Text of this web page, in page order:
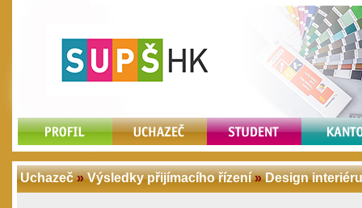
Uchazeč»Výsledky přijímacího řízení »Design